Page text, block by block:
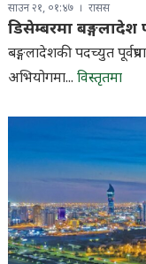
साउन २१, ०१:४७ रासस
डिसेम्बरमा
बङ्गलादेशकी पदच्युत
अभियोगमा... विस्तृतमा